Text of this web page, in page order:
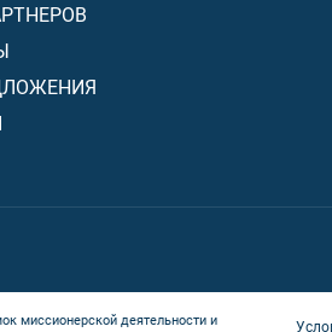
миссионерской деятельности и